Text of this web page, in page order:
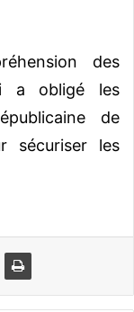
des
a obligé les
de
sécuriser les